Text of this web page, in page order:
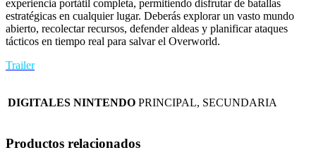
experiencia portátil completa, permitiendo disfrutar de batallas
estratégicas en cualquier lugar. Deberás explorar un vasto mundo
abierto, recolectar recursos, defender aldeas y planificar ataques
tácticos en tiempo real para salvar el Overworld.
Trailer
DIGITALES NINTENDO PRINCIPAL, SECUNDARIA
Productos relacionados